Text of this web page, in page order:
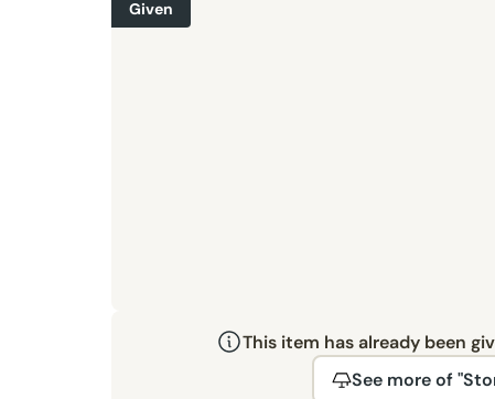
Given
This item has already been
See more of